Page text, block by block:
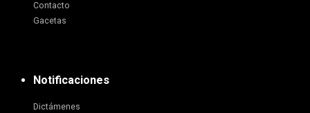
Contacto
Gacetas
Notificaciones
Dictámenes